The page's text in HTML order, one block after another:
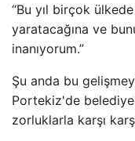
“Bu yıl birçok
yaratacağına ve
inanıyorum.”
Şu anda bu
Portekiz'de
zorluklarla karşı